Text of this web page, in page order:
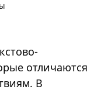
отличаются
В